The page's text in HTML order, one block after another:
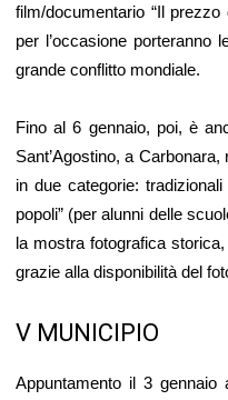
film/documentario “Il
per l’occasione porteranno
grande conflitto mondiale.
Fino al 6 gennaio, poi, è
Sant’Agostino, a
in due categorie:
popoli” (per alunni delle
la mostra fotografica
grazie alla disponibilità del
V MUNICIPIO
Appuntamento il 3